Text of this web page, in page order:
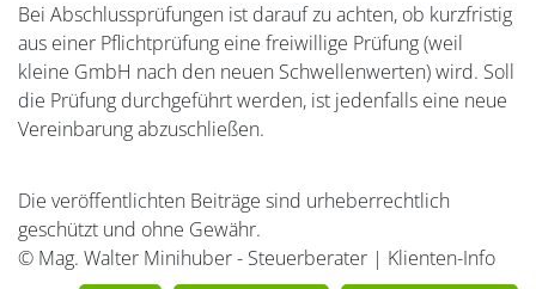
Bei Abschlussprüfungen ist darauf zu achten, ob kurzfristig
aus einer Pflichtprüfung eine freiwillige Prüfung (weil
kleine GmbH nach den neuen Schwellenwerten) wird. Soll
die Prüfung durchgeführt werden, ist jedenfalls eine neue
Vereinbarung abzuschließen.
Die veröffentlichten Beiträge sind urheberrechtlich
geschützt und ohne Gewähr.
© Mag. Walter Minihuber - Steuerberater | Klienten-Info